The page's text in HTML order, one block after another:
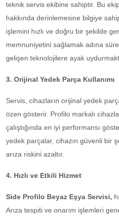
teknik servis ekibine sahiptir. Bu
hakkında derinlemesine bilgiye
işlemini hızlı ve doğru bir şekilde
memnuniyetini sağlamak adına
gelişen teknolojilere ayak
3. Orijinal Yedek Parça Kullanımı
Servis, cihazların orijinal yedek
özen gösterir. Profilo markalı
çalıştığında en iyi performansı
yedek parçalar, cihazın güvenli bir
arıza riskini azaltır.
4. Hızlı ve Etkili Hizmet
Side Profilo Beyaz Eşya Servisi,
Arıza tespiti ve onarım işlemleri